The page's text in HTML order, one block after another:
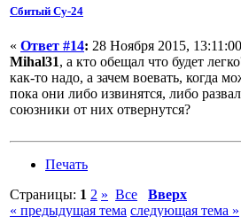
Сбитый Су-24
« Ответ #14: 28 Ноября 2015,
Mihal31, а кто обещал что будет
как-то надо, а зачем воевать, когда
пока они либо извинятся, либо
союзники от них отвернутся?
Печать
Страницы: 1 2 » Все
Вверх
« предыдущая тема следующая тема »